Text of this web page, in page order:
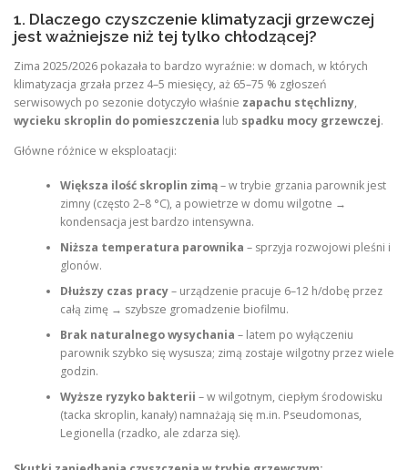
1. Dlaczego czyszczenie klimatyzacji grzewczej
jest ważniejsze niż tej tylko chłodzącej?
Zima 2025/2026 pokazała to bardzo wyraźnie: w domach, w których
klimatyzacja grzała przez 4–5 miesięcy, aż 65–75 % zgłoszeń
serwisowych po sezonie dotyczyło właśnie zapachu stęchlizny,
wycieku skroplin do pomieszczenia lub spadku mocy grzewczej.
Główne różnice w eksploatacji:
Większa ilość skroplin zimą– w trybie grzania parownik jest
zimny (często 2–8 °C), a powietrze w domu wilgotne →
kondensacja jest bardzo intensywna.
Niższa temperatura parownika – sprzyja rozwojowi pleśni i
glonów.
Dłuższy czas pracy– urządzenie pracuje 6–12 h/dobę przez
całą zimę → szybsze gromadzenie biofilmu.
Brak naturalnego wysychania – latem po wyłączeniu
parownik szybko się wysusza; zimą zostaje wilgotny przez wiele
godzin.
Wyższe ryzyko bakterii – w wilgotnym, ciepłym środowisku
(tacka skroplin, kanały) namnażają się m.in. Pseudomonas,
Legionella (rzadko, ale zdarza się).